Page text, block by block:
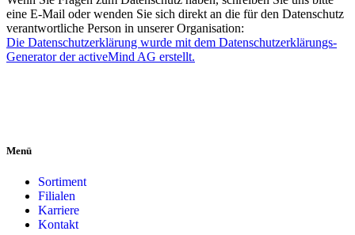
eine E-Mail oder wenden Sie sich direkt an die für den Datenschutz
verantwortliche Person in unserer Organisation:
Die Datenschutzerklärung wurde mit dem Datenschutzerklärungs-
Generator der activeMind AG erstellt.
Menü
Sortiment
Filialen
Karriere
Kontakt